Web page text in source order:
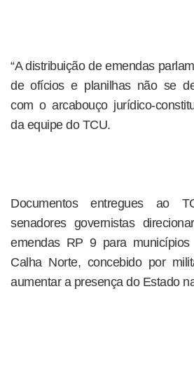
“A distribuição de emendas
de ofícios e planilhas não se
com o arcabouço jurídico-
da equipe do TCU.
Documentos entregues ao
senadores governistas
emendas RP 9 para
Calha Norte, concebido por
aumentar a presença do Estado